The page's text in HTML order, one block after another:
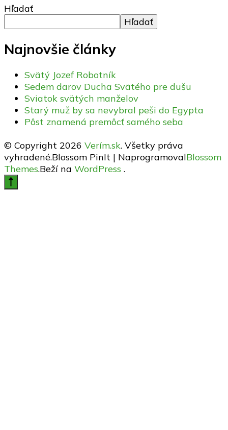
Hľadať
Hľadať
Najnovšie články
Svätý Jozef Robotník
Sedem darov Ducha Svätého pre dušu
Sviatok svätých manželov
Starý muž by sa nevybral peši do Egypta
Pôst znamená premôcť samého seba
© Copyright 2026 Verím.sk. Všetky práva
vyhradené.Blossom PinIt | NaprogramovalBlossom
Themes.Beží na WordPress .